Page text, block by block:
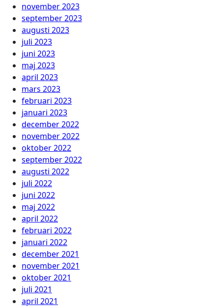
november 2023
september 2023
augusti 2023
juli 2023
juni 2023
maj 2023
april 2023
mars 2023
februari 2023
januari 2023
december 2022
november 2022
oktober 2022
september 2022
augusti 2022
juli 2022
juni 2022
maj 2022
april 2022
februari 2022
januari 2022
december 2021
november 2021
oktober 2021
juli 2021
april 2021